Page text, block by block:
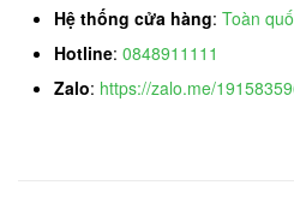
Hệ thống cửa hàng: Toàn
Hotline: 0848911111
Zalo: https://zalo.me/